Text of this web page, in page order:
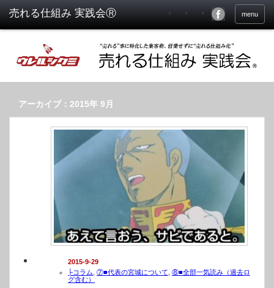
menu
アーカイブ：2015年 9月
2015-9-29
├コラム ⑦■代表の宮城について ⑧■全部一気読み（過去ロ
グ含む）